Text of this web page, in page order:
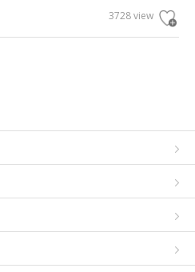
3728 view